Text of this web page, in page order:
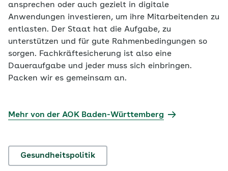
ansprechen oder auch gezielt in digitale
Anwendungen investieren, um ihre Mitarbeitenden zu
entlasten. Der Staat hat die Aufgabe, zu
unterstützen und für gute Rahmenbedingungen so
sorgen. Fachkräftesicherung ist also eine
Daueraufgabe und jeder muss sich einbringen.
Packen wir es gemeinsam an.
Mehr von der AOK Baden-Württemberg
Gesundheitspolitik